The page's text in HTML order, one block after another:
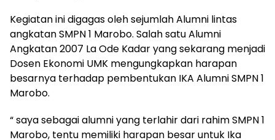
Kegiatan ini digagas oleh sejumlah Alumni lintas
angkatan SMPN 1 Marobo. Salah satu Alumni
Angkatan 2007 La Ode Kadar yang sekarang menjadi
Dosen Ekonomi UMK mengungkapkan harapan
besarnya terhadap pembentukan IKA Alumni SMPN 1
Marobo.
“ saya sebagai alumni yang terlahir dari rahim SMPN 1
Marobo, tentu memiliki harapan besar untuk Ika